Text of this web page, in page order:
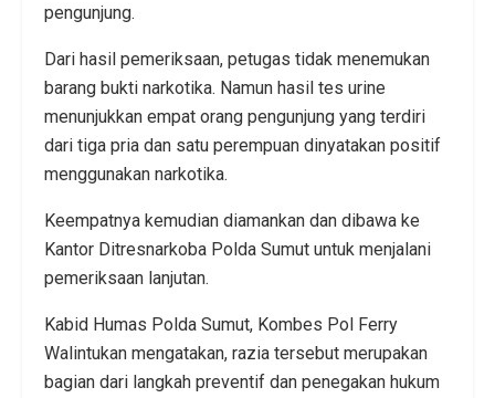
pengunjung.
Dari hasil pemeriksaan, petugas tidak menemukan
barang bukti narkotika. Namun hasil tes urine
menunjukkan empat orang pengunjung yang terdiri
dari tiga pria dan satu perempuan dinyatakan positif
menggunakan narkotika.
Keempatnya kemudian diamankan dan dibawa ke
Kantor Ditresnarkoba Polda Sumut untuk menjalani
pemeriksaan lanjutan.
Kabid Humas Polda Sumut, Kombes Pol Ferry
Walintukan mengatakan, razia tersebut merupakan
bagian dari langkah preventif dan penegakan hukum